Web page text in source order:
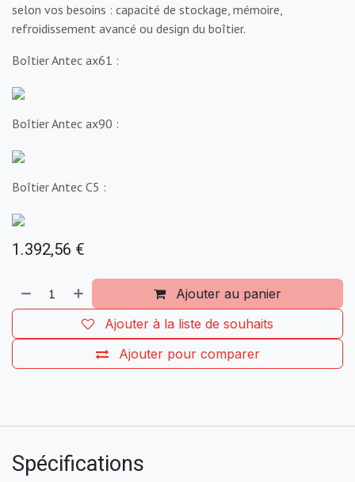
selon vos besoins : capacité de stockage, mémoire,
refroidissement avancé ou design du boîtier.
Boîtier Antec ax61 :
Boîtier Antec ax90 :
Boîtier Antec C5 :
1.392,56 €
Ajouter au panier
Ajouter pour comparer
Ajouter à la liste de souhaits
Spécifications